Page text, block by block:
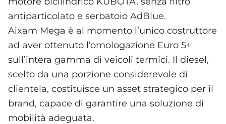
antiparticolato e serbatoio AdBlue.
Aixam Mega è al momento l’unico costruttore
ad aver ottenuto l’omologazione Euro 5+
sull’intera gamma di veicoli termici. Il diesel,
scelto da una porzione considerevole di
clientela, costituisce un asset strategico per il
brand, capace di garantire una soluzione di
mobilità adeguata.